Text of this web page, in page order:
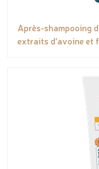
Après-shampooing
extraits d'avoine et